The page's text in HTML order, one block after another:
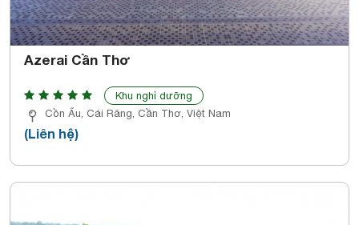
Azerai Cần Thơ
Khu nghỉ dưỡng
Cồn Ấu, Cái Răng, Cần Thơ, Việt Nam
(Liên hệ)